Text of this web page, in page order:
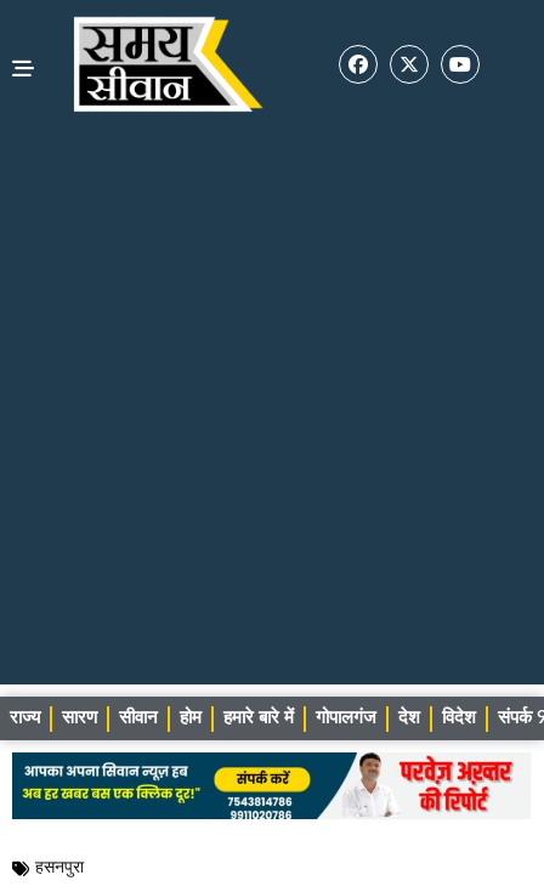
राज्य सारण सीवान होम हमारे बारे में गोपालगंज देश विदेश संपर्क
हसनपुरा